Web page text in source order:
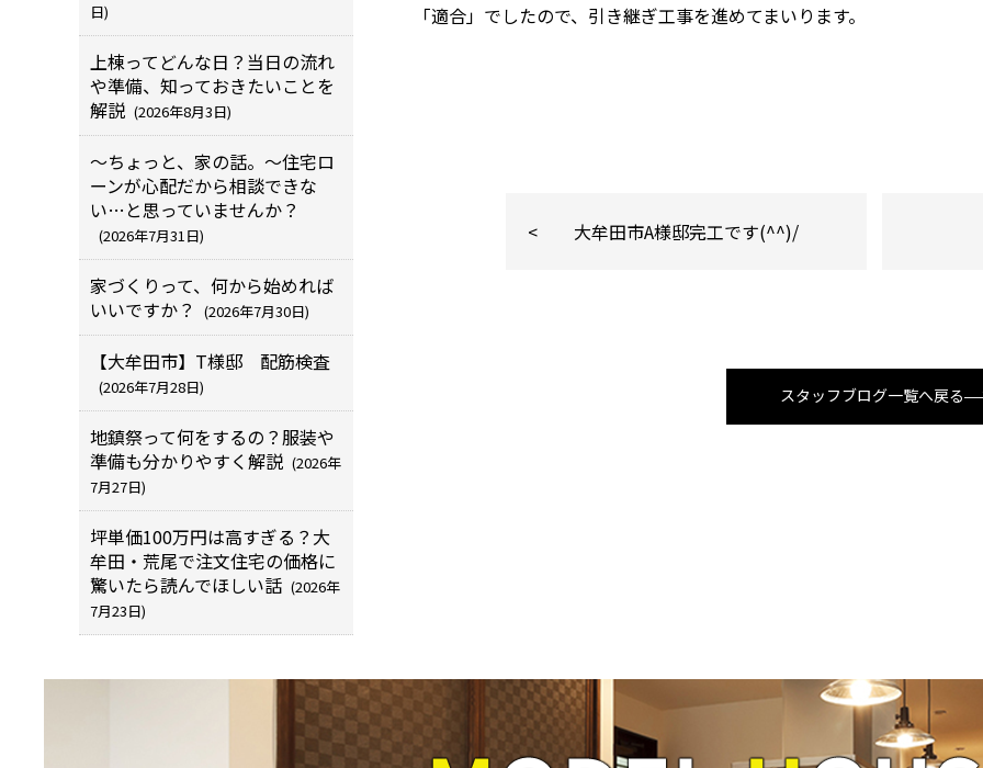
「適合」でしたので、引き継ぎ工事を進めてまいります。
大牟田市A様邸完工です(^^)/
スタッフブログ一覧へ戻る
日)
上棟ってどんな日？当日の流れ
や準備、知っておきたいことを
解説 (2026年8月3日)
～ちょっと、家の話。～住宅ロ
ーンが心配だから相談できな
い…と思っていませんか？
(2026年7月31日)
家づくりって、何から始めれば
いいですか？
(2026年7月30日)
【大牟田市】T様邸 配筋検査
(2026年7月28日)
地鎮祭って何をするの？服装や
準備も分かりやすく解説 (2026年
7月27日)
坪単価100万円は高すぎる？大
牟田・荒尾で注文住宅の価格に
驚いたら読んでほしい話 (2026年
7月23日)